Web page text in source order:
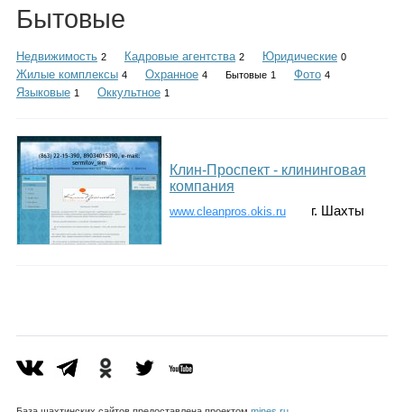
Гороскоп
Бытовые
Недвижимость 2 Кадровые агентства 2 Юридические 0
Жилые комплексы 4 Охранное 4 Бытовые 1 Фото 4
Языковые 1 Оккультное 1
Клин-Проспект - клининговая
компания
www.cleanpros.okis.ru г. Шахты